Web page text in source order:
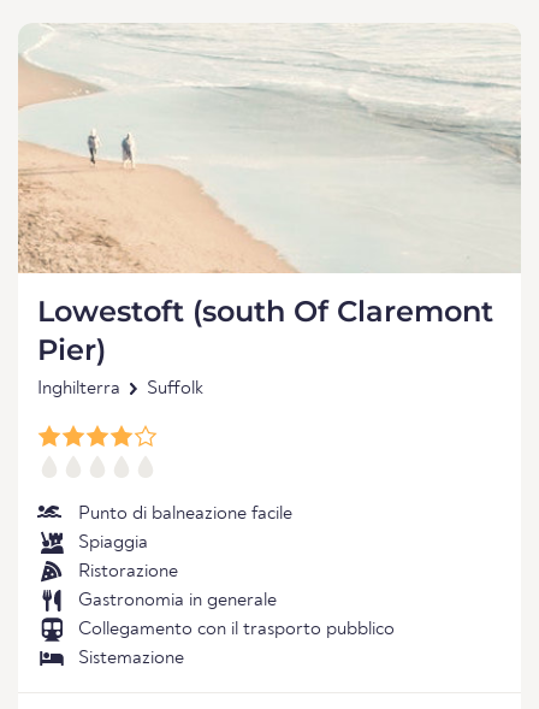
Lowestoft (south Of Claremont
Pier)
Inghilterra Suffolk
Punto di balneazione facile
Spiaggia
Ristorazione
Gastronomia in generale
Collegamento con il trasporto pubblico
Sistemazione